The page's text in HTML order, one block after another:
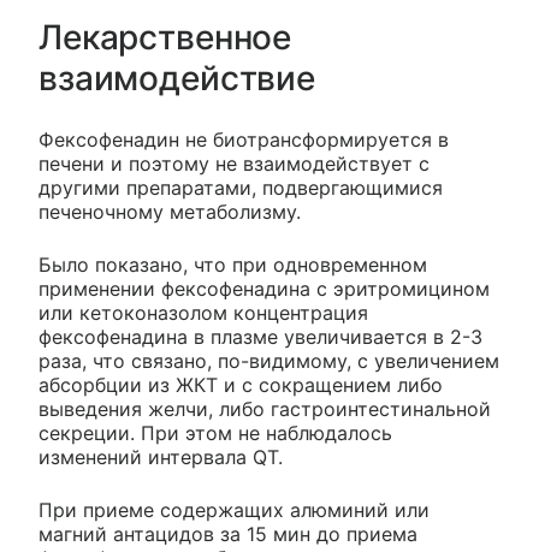
Лекарственное
взаимодействие
Фексофенадин не биотрансформируется в
печени и поэтому не взаимодействует с
другими препаратами, подвергающимися
печеночному метаболизму.
Было показано, что при одновременном
применении фексофенадина с эритромицином
или кетоконазолом концентрация
фексофенадина в плазме увеличивается в 2-3
раза, что связано, по-видимому, с увеличением
абсорбции из ЖКТ и с сокращением либо
выведения желчи, либо гастроинтестинальной
секреции. При этом не наблюдалось
изменений интервала QT.
При приеме содержащих алюминий или
магний антацидов за 15 мин до приема